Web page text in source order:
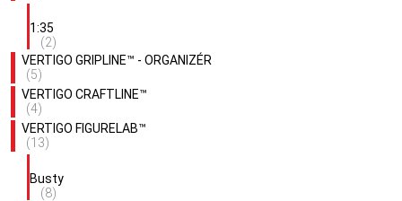
1:35
(2)
VERTIGO GRIPLINE™ - ORGANIZÉR
(5)
VERTIGO CRAFTLINE™
(4)
VERTIGO FIGURELAB™
(13)
Busty
(8)